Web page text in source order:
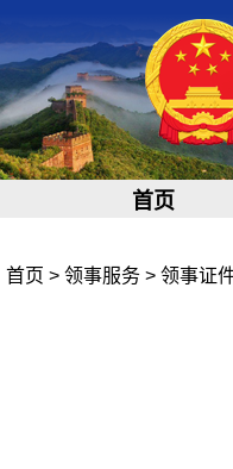
首页
首页 > 领事服务 > 领事证